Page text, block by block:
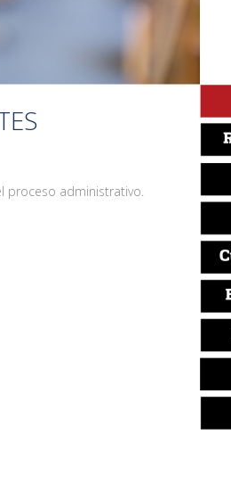
proceso administrativo.